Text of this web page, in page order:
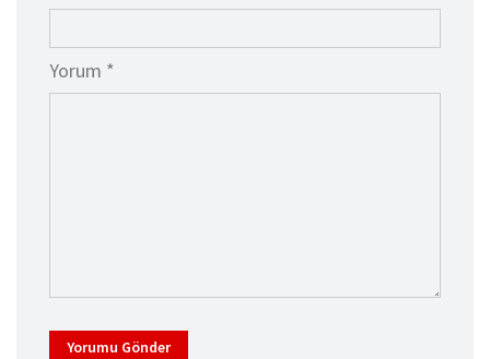
Yorum *
Yorumu Gönder